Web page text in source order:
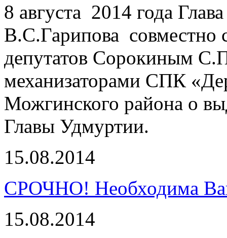
8 августа 2014 года
В.С.Гарипова совместно
депутатов Сорокиным
механизаторами СПК
Можгинского района о
Главы Удмуртии.
15.08.2014
СРОЧНО! Необходима
15.08.2014